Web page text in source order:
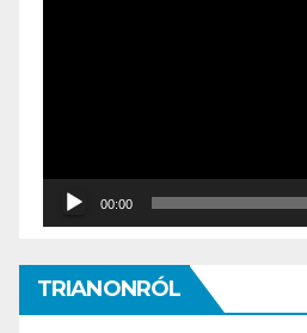
00:00
TRIANONRÓL